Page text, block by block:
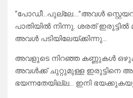
“പോഡീ…പുല്ലേ….”അവൾ
പാതിയിൽ നിന്നു. ശരത്
അവൾ പടിയിലേയ്ക്കിന്നു…
അവളുടെ നിറഞ്ഞ കണ്ണുകൾ
അവൾക്ക് ചുറ്റുമുള്ള ഇരുട്ടിനെ
ഭയന്നതേയില്ല… ഇനി